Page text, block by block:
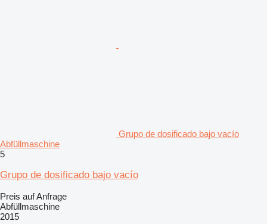
Grupo de dosificado bajo vacío
Abfüllmaschine
5
Grupo de dosificado bajo vacío
Preis auf Anfrage
Abfüllmaschine
2015